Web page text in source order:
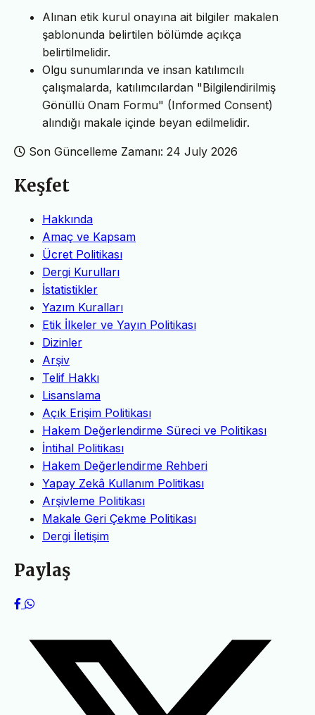
Alınan etik kurul onayına ait bilgiler makalen
şablonunda belirtilen bölümde açıkça
belirtilmelidir.
Olgu sunumlarında ve insan katılımcılı
çalışmalarda, katılımcılardan "Bilgilendirilmiş
Gönüllü Onam Formu" (Informed Consent)
alındığı makale içinde beyan edilmelidir.
Son Güncelleme Zamanı: 24 July 2026
Keşfet
Hakkında
Amaç ve Kapsam
Ücret Politikası
Dergi Kurulları
İstatistikler
Yazım Kuralları
Etik İlkeler ve Yayın Politikası
Dizinler
Arşiv
Telif Hakkı
Lisanslama
Açık Erişim Politikası
Hakem Değerlendirme Süreci ve Politikası
İntihal Politikası
Hakem Değerlendirme Rehberi
Yapay Zekâ Kullanım Politikası
Arşivleme Politikası
Makale Geri Çekme Politikası
Dergi İletişim
Paylaş